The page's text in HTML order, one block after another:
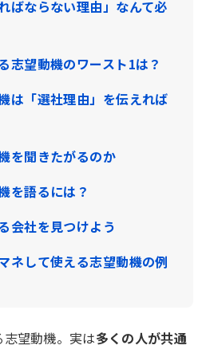
ばならない理由」なんて必
志望動機のワースト1は？
は「選社理由」を伝えれば
を聞きたがるのか
を語るには？
会社を見つけよう
ネして使える志望動機の例
望動機。実は多くの人が共通